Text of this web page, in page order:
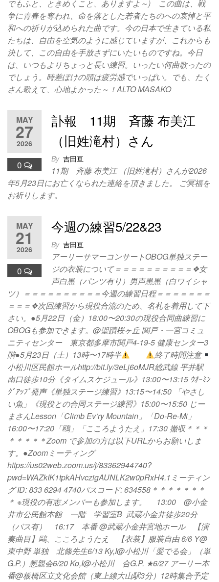
でもふと、ときめくこと、ありますよ～) この曲は、戦
争に青春を奪われ、命を落とした若者たちのへの哀悼と平
和への祈りが込められた曲です。今の日本で生きている私
たちは、自由を空気のように感じていますが、これからも
決して、この自由を手放さずにいたいものですね。今日
は、いつもよりちょっと長い練習。いったい何曲歌ったの
でしょう。時差ぼけの頭は疲労感でいっぱい。でも、たく
さん歌えて、心地よかった～！ALTO MASAKO
MAY
27
2026
0
訃報 11期 斉藤 布美江
（旧姓滝村）さん
By 吉田亘
11期 斉藤 布美江 （旧姓滝村）さんが2026
年5月23日にお亡くなられた連絡を頂きました。 ご冥福を
お祈りします。
MAY
21
2026
0
今週の練習5/22&23
By 吉田亘
アーリーサマーコンサートOBOG単独ステー
ジの衣装について＝＝＝＝＝＝＝＝＝＝❖女
声白黒（パンツ有り）男声黒黒（白ワイシャ
ツ）＝＝＝＝＝＝＝＝＝＝今週の練習日程＝＝＝＝＝＝＝
＝＝＝❖次回練習から現役合流のため、名札を着用して下
さい。●5月22日（金）18:00〜20:30の現役合同曲練習に
OBOGも参加できます。@聖蹟桜ヶ丘 関戸・一宮コミュ
ニティセンター 東京都多摩市関戸4-19-5 健康センター3
階●5月23日（土）13時〜17時半
終了時間注意
小松川区民館ホールhttp://bit.ly/3eLj6oMJR総武線 平井駅
南口徒歩10分《タイムスケジュール》13:00〜13:15 ｳｵｰﾐﾝ
ｸﾞｱｯﾌﾟ発声《単独ステージ練習》13:15〜14:50 「やさし
い魚」《現役との合同ステージ練習》15:00〜15:50 じー
まさんLesson「Climb Ev’ry Mountain」「Do-Re-Mi」
16:00〜17:20「鴎」「こころようたえ」17:30 撤収＊＊＊
＊＊＊＊＊Zoom で参加の方は以下URLからお願いしま
す。●Zoomミーティング
https://us02web.zoom.us/j/83362944740?
pwd=WAZkIK1tpkAHvczigAUNLK2w0pRxH4.1ミーティン
グ ID: 833 6294 4740パスコード: 634558＊＊＊＊＊＊＊
＊ ※現役の有志メンバーも参加します。 13:00 @小金
井市公民館本館 一階 学習室B 武蔵小金井徒歩20分
（バス有） 16:17 本番 @武蔵小金井宮地ホール 【演
奏曲目】鷗、こころようたえ 【衣装】服装自由 6/6 Y@
東中野 単独 北條先生6/13 Ky,I@小松川「愛でる会」（単
G.P.）懇親会6/20 Ko,I@小松川 合G.P. ★6/27 アーリー本
番@板橋区立文化会館（東上線大山駅3分）12時集合予定